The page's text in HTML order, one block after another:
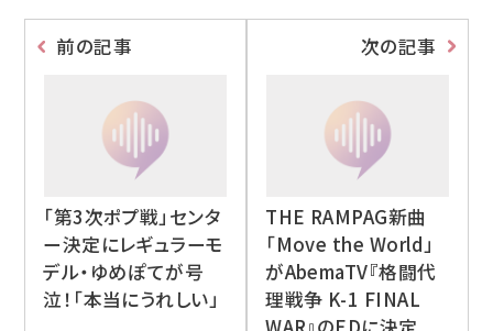
前の記事
「第3次ポプ戦」センタ
ー決定にレギュラーモ
デル・ゆめぽてが号
泣！「本当にうれしい」
次の記事
THE RAMPAG新曲
「Move the World」
がAbemaTV『格闘代
理戦争 K-1 FINAL